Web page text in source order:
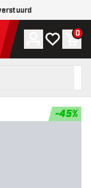
Account
Mijn 0
-45%